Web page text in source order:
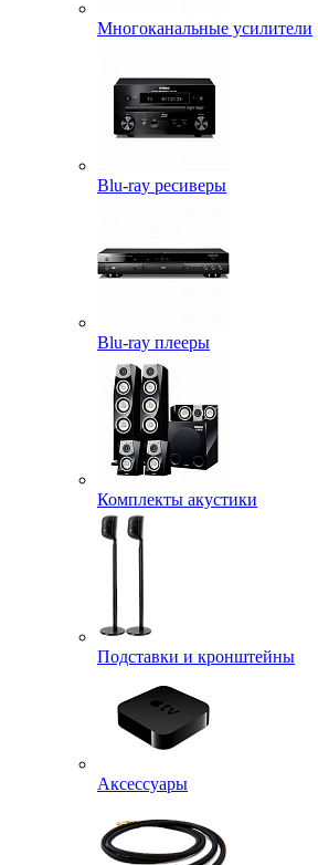
Многоканальные усилители
Blu-ray ресиверы
Blu-ray плееры
Комплекты акустики
Подставки и кронштейны
Аксессуары